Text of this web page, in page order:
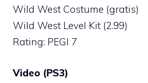
Wild West Costume (gratis)
Wild West Level Kit (2.99)
Rating: PEGI 7
Video (PS3)